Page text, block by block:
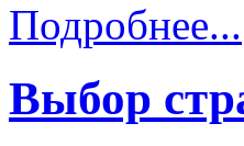
Подробнее...
Выбор